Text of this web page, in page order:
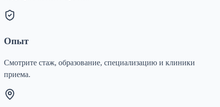
Опыт
Смотрите стаж, образование, специализацию и клиники
приема.